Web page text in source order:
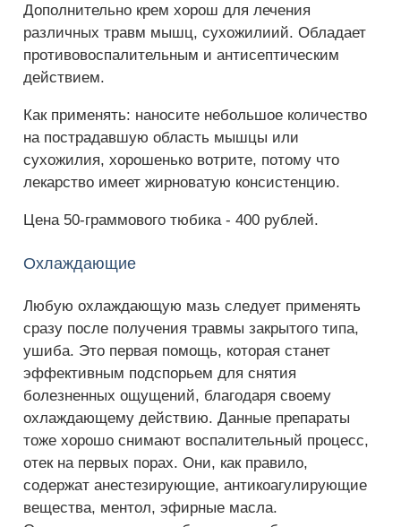
Дополнительно крем хорош для лечения
различных травм мышц, сухожилиий. Обладает
противовоспалительным и антисептическим
действием.
Как применять: наносите небольшое количество
на пострадавшую область мышцы или
сухожилия, хорошенько вотрите, потому что
лекарство имеет жирноватую консистенцию.
Цена 50-граммового тюбика ­- 400 рублей.
Охлаждающие
Любую охлаждающую мазь следует применять
сразу после получения травмы закрытого типа,
ушиба. Это первая помощь, которая станет
эффективным подспорьем для снятия
болезненных ощущений, благодаря своему
охлаждающему действию. Данные препараты
тоже хорошо снимают воспалительный процесс,
отек на первых порах. Они, как правило,
содержат анестезирующие, антикоагулирующие
вещества, ментол, эфирные масла.